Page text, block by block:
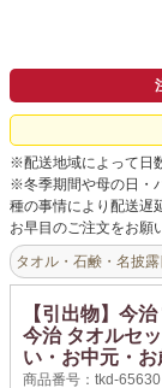
※配送地域によって日
※冬季期間や母の日・
種の事情により配送遅
お早目のご注文をお願
タオル・石鹸・名披露
【引出物】今
今治 タオルセ
い・お中元・お
商品番号：tkd-65630